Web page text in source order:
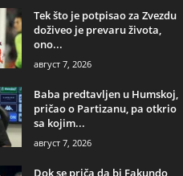
Tek što je potpisao za Zvezdu
doživeo je prevaru života,
ono...
август 7, 2026
Baba predtavljen u Humskoj,
pričao o Partizanu, pa otkrio
sa kojim...
август 7, 2026
Dok se priča da bi Fakundo